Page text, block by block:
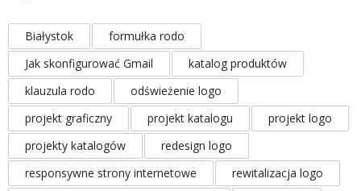
Białystok
formułka rodo
Jak skonfigurować Gmail
katalog produktów
klauzula rodo
odświeżenie logo
projekt graficzny
projekt katalogu
projekt logo
projekty katalogów
redesign logo
responsywne strony internetowe
rewitalizacja logo